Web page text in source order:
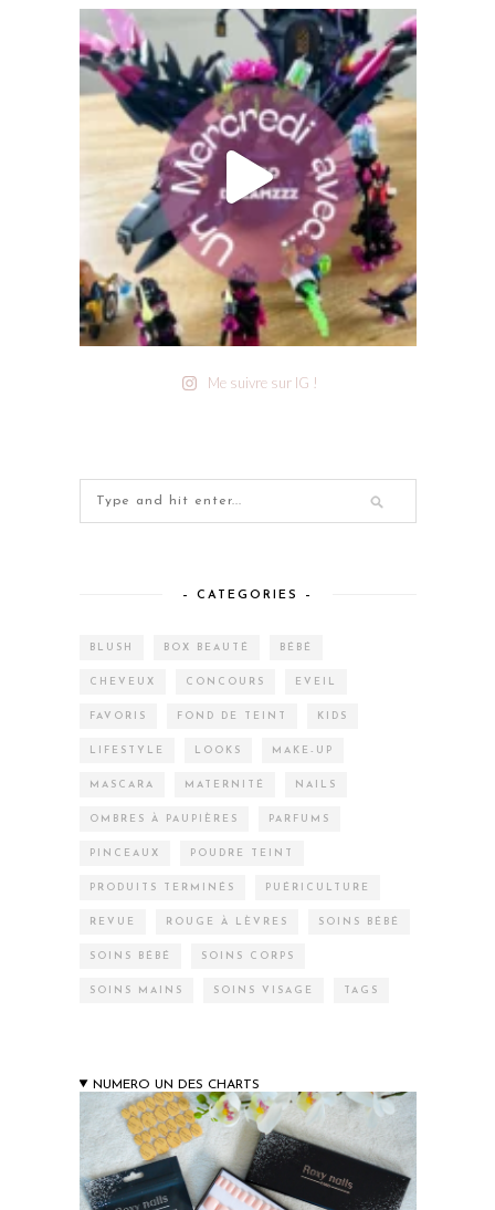
Me suivre sur IG !
– CATEGORIES –
BLUSH BOX BEAUTÉ BÉBÉ
CHEVEUX CONCOURS EVEIL
FAVORIS FOND DE TEINT KIDS
LIFESTYLE LOOKS MAKE-UP
MASCARA MATERNITÉ NAILS
OMBRES À PAUPIÈRES PARFUMS
PINCEAUX POUDRE TEINT
PRODUITS TERMINÉS PUÉRICULTURE
REVUE ROUGE À LÈVRES SOINS BÉBÉ
SOINS BÉBÉ SOINS CORPS
SOINS MAINS SOINS VISAGE TAGS
NUMERO UN DES CHARTS